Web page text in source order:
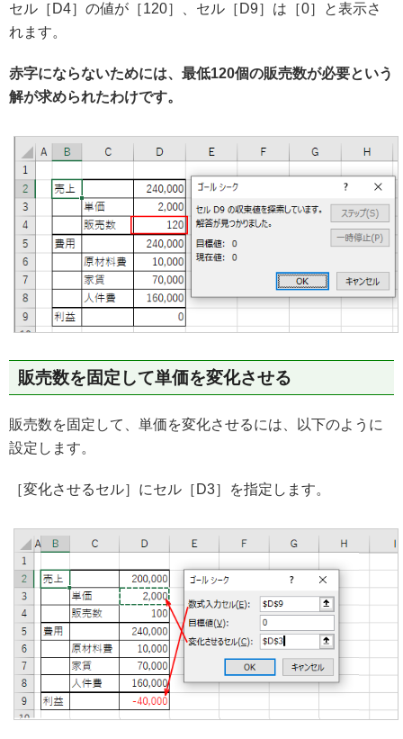
セル［D4］の値が［120］、セル［D9］は［0］と表示さ
れます。
赤字にならないためには、最低120個の販売数が必要という
解が求められたわけです。
販売数を固定して単価を変化させる
販売数を固定して、単価を変化させるには、以下のように
設定します。
［変化させるセル］にセル［D3］を指定します。